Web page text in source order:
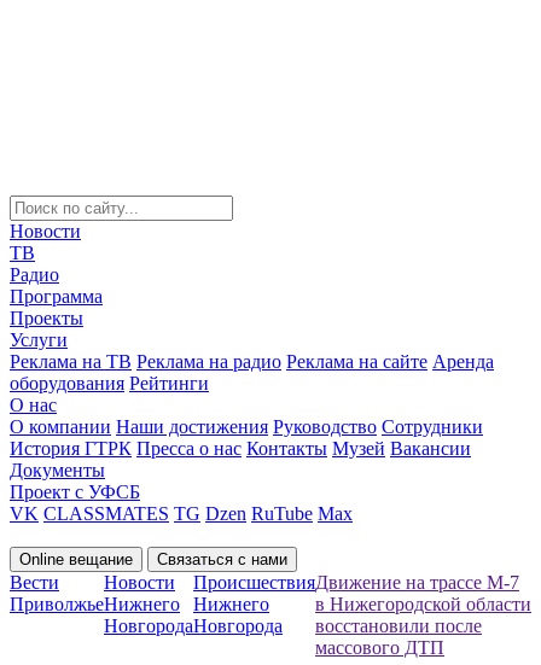
Новости
ТВ
Радио
Программа
Проекты
Услуги
Реклама на ТВ Реклама на радио Реклама на сайте Аренда
оборудования Рейтинги
О нас
О компании Наши достижения Руководство Сотрудники
История ГТРК Пресса о нас Контакты Музей Вакансии
Документы
Проект с УФСБ
VK CLASSMATES TG Dzen RuTube Max
Online вещание Связаться с нами
Вести
Приволжье
Новости
Нижнего
Новгорода
Происшествия
Нижнего
Новгорода
Движение на трассе М-7
в Нижегородской области
восстановили после
массового ДТП